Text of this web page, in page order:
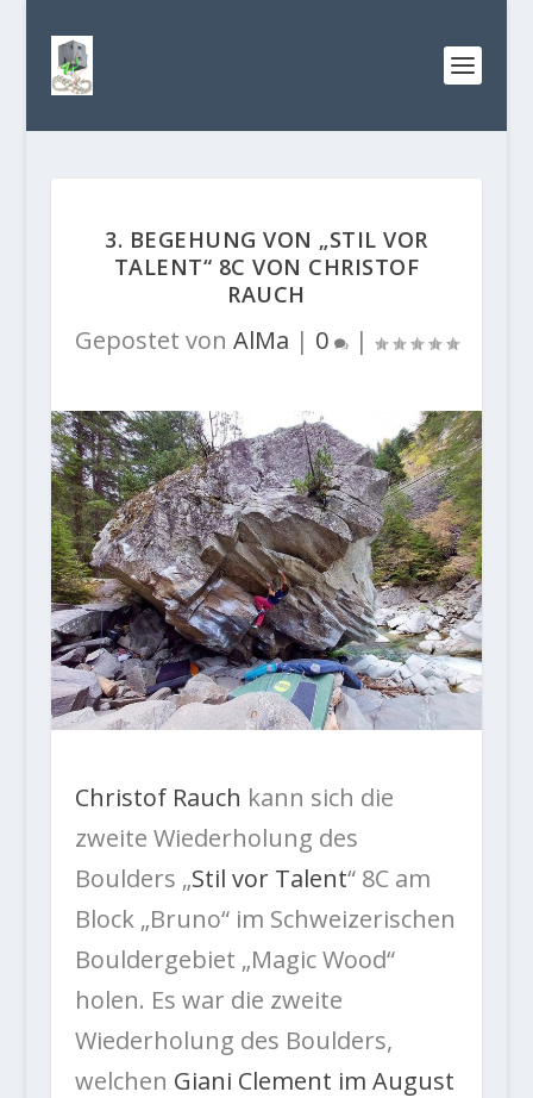
3. BEGEHUNG VON „STIL VOR
TALENT“ 8C VON CHRISTOF
RAUCH
Gepostet von AlMa | 0 |
Christof Rauch kann sich die
zweite Wiederholung des
Boulders „Stil vor Talent“ 8C am
Block „Bruno“ im Schweizerischen
Bouldergebiet „Magic Wood“
holen. Es war die zweite
Wiederholung des Boulders,
welchen Giani Clement im August